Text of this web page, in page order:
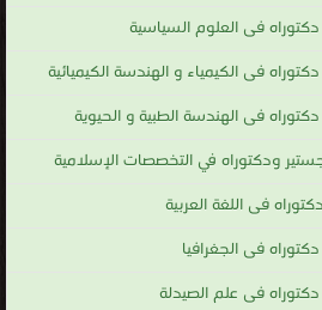
فى العلوم السياسية
فى الكيمياء و الهندسة الكيميائية
فى الهندسة الطبية و الحيوية
ودكتوراه في التخصصات الإسلامية
فى اللغة العربية
فى الجغرافيا
فى علم الصيدلة